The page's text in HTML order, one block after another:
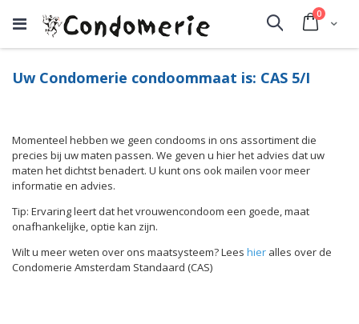
Cart
0
Search
Uw Condomerie condoommaat is: CAS 5/I
Momenteel hebben we geen condooms in ons assortiment die
precies bij uw maten passen. We geven u hier het advies dat uw
maten het dichtst benadert. U kunt ons ook mailen voor meer
informatie en advies.
Tip: Ervaring leert dat het vrouwencondoom een goede, maat
onafhankelijke, optie kan zijn.
Wilt u meer weten over ons maatsysteem? Lees hier alles over de
Condomerie Amsterdam Standaard (CAS)